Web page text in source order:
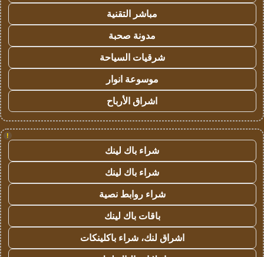
مباشر التقنية
مدونة صحبة
شرقيات السياحة
موسوعة انوار
اشراق الأرباح
!
شراء باك لينك
شراء باك لينك
شراء روابط نصية
باقات باك لينك
اشراق لنك، شراء باكلينكات